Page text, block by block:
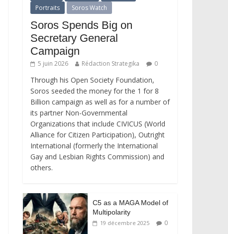
Portraits
Soros Watch
Soros Spends Big on
Secretary General
Campaign
5 juin 2026 Rédaction Strategika 0
Through his Open Society Foundation,
Soros seeded the money for the 1 for 8
Billion campaign as well as for a number of
its partner Non-Governmental
Organizations that include CIVICUS (World
Alliance for Citizen Participation), Outright
International (formerly the International
Gay and Lesbian Rights Commission) and
others.
C5 as a MAGA Model of
Multipolarity
19 décembre 2025 0